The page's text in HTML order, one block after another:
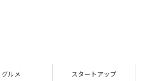
グルメ スタートアップ